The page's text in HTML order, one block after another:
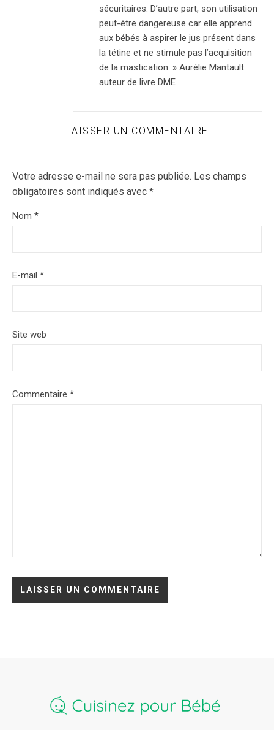
sécuritaires. D’autre part, son utilisation
peut-être dangereuse car elle apprend
aux bébés à aspirer le jus présent dans
la tétine et ne stimule pas l’acquisition
de la mastication. » Aurélie Mantault
auteur de livre DME
LAISSER UN COMMENTAIRE
Votre adresse e-mail ne sera pas publiée. Les champs
obligatoires sont indiqués avec *
Nom *
E-mail *
Site web
Commentaire *